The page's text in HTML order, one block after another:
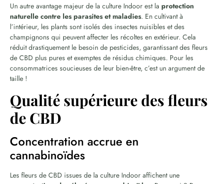
Un autre avantage majeur de la culture Indoor est la protection
naturelle contre les parasites et maladies. En cultivant à
l’intérieur, les plants sont isolés des insectes nuisibles et des
champignons qui peuvent affecter les récoltes en extérieur. Cela
réduit drastiquement le besoin de pesticides, garantissant des fleurs
de CBD plus pures et exemptes de résidus chimiques. Pour les
consommatrices soucieuses de leur bien-être, c’est un argument de
taille !
Qualité supérieure des fleurs
de CBD
Concentration accrue en
cannabinoïdes
Les fleurs de CBD issues de la culture Indoor affichent une